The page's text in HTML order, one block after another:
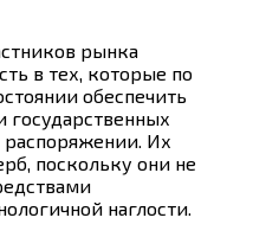
рынка
в тех, которые по
обеспечить
государственных
распоряжении. Их
поскольку они не
наглости.